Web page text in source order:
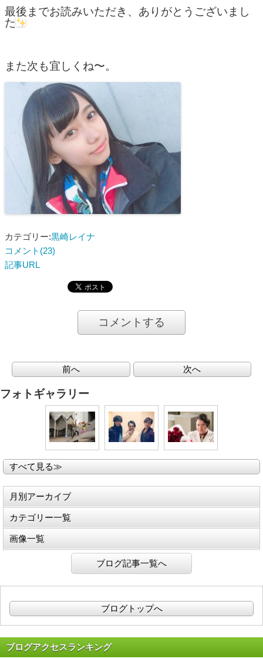
最後までお読みいただき、ありがとうございまし
た
また次も宜しくね〜。
カテゴリー:黒崎レイナ
コメント(23)
記事URL
コメントする
前へ 次へ
フォトギャラリー
すべて見る≫
月別アーカイブ
カテゴリー一覧
画像一覧
ブログ記事一覧へ
ブログトップへ
ブログアクセスランキング